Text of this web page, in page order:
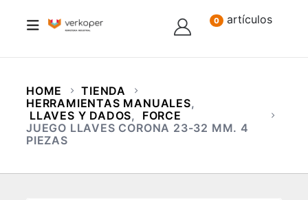
0 artículos
HOME
TIENDA
HERRAMIENTAS MANUALES,
LLAVES Y DADOS,
FORCE
JUEGO LLAVES CORONA 23-32 MM. 4
PIEZAS